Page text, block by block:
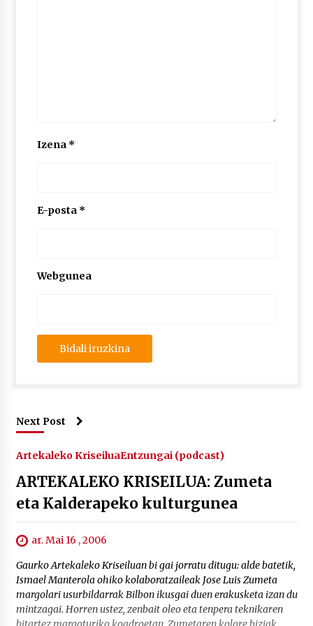
Izena *
E-posta *
Webgunea
Next Post
Artekaleko KriseiluaEntzungai (podcast)
ARTEKALEKO KRISEILUA: Zumeta
eta Kalderapeko kulturgunea
ar. Mai 16 , 2006
Gaurko Artekaleko Kriseiluan bi gai jorratu ditugu: alde batetik,
Ismael Manterola ohiko kolaboratzaileak Jose Luis Zumeta
margolari usurbildarrak Bilbon ikusgai duen erakusketa izan du
mintzagai. Horren ustez, zenbait oleo eta tenpera teknikaren